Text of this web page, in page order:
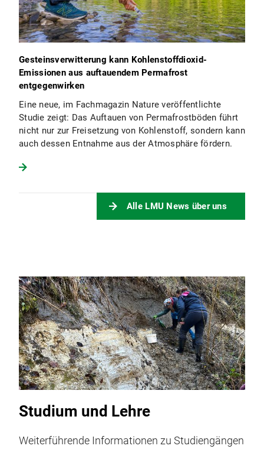
Gesteinsverwitterung kann Kohlenstoffdioxid-
Emissionen aus auftauendem Permafrost
entgegenwirken
Eine neue, im Fachmagazin Nature veröffentlichte
Studie zeigt: Das Auftauen von Permafrostböden führt
nicht nur zur Freisetzung von Kohlenstoff, sondern kann
auch dessen Entnahme aus der Atmosphäre fördern.
Alle LMU News über uns
Studium und Lehre
Weiterführende Informationen zu Studiengängen